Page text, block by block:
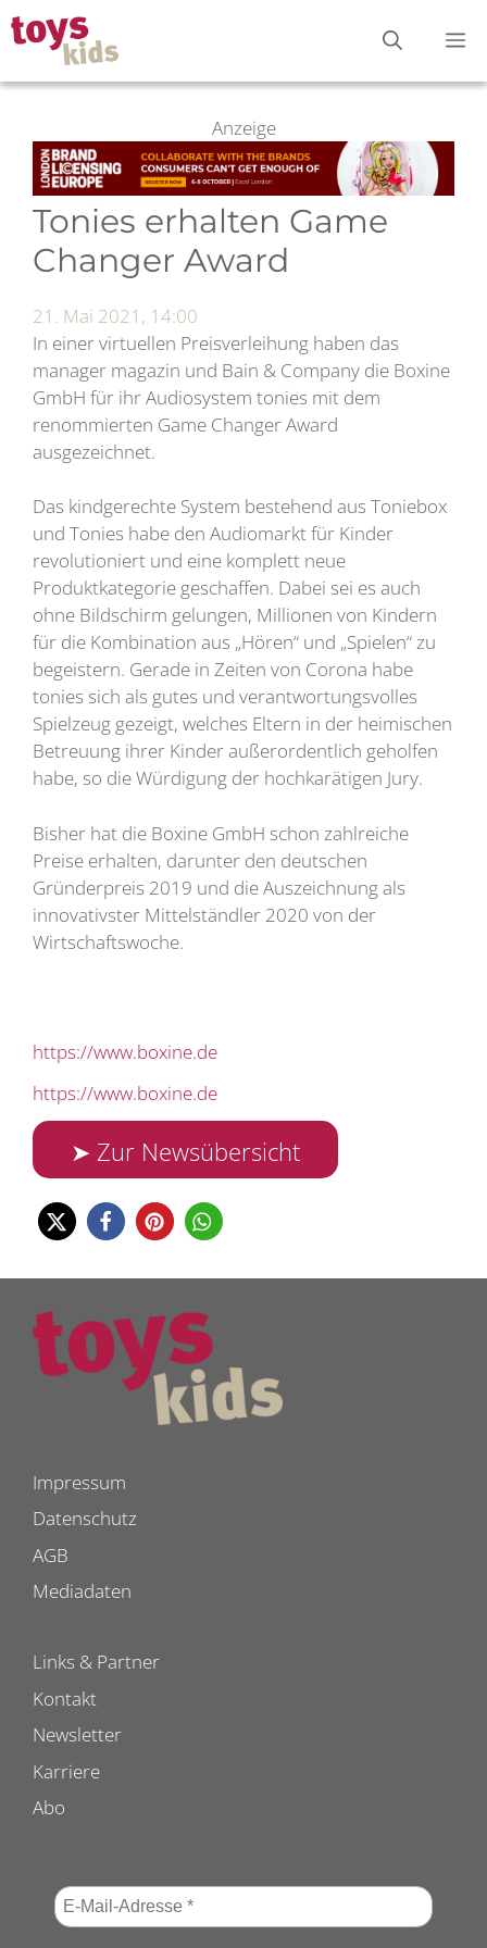
Zum
Inhalt
springen
Anzeige
Tonies erhalten Game
Changer Award
21. Mai 2021, 14:00
In einer virtuellen Preisverleihung haben das
manager magazin und Bain & Company die Boxine
GmbH für ihr Audiosystem tonies mit dem
renommierten Game Changer Award
ausgezeichnet.
Das kindgerechte System bestehend aus Toniebox
und Tonies habe den Audiomarkt für Kinder
revolutioniert und eine komplett neue
Produktkategorie geschaffen. Dabei sei es auch
ohne Bildschirm gelungen, Millionen von Kindern
für die Kombination aus „Hören“ und „Spielen“ zu
begeistern. Gerade in Zeiten von Corona habe
tonies sich als gutes und verantwortungsvolles
Spielzeug gezeigt, welches Eltern in der heimischen
Betreuung ihrer Kinder außerordentlich geholfen
habe, so die Würdigung der hochkarätigen Jury.
Bisher hat die Boxine GmbH schon zahlreiche
Preise erhalten, darunter den deutschen
Gründerpreis 2019 und die Auszeichnung als
innovativster Mittelständler 2020 von der
Wirtschaftswoche.
https://www.boxine.de
https://www.boxine.de
➤ Zur Newsübersicht
Impressum
Datenschutz
AGB
Mediadaten
Links & Partner
Kontakt
Newsletter
Karriere
Abo